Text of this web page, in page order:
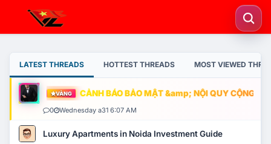
LATEST THREADS HOTTEST THREADS MOST VIEWED
VÀNG CẢNH BÁO BẢO MẬT &amp; NỘI QUY CỘNG
0 Wednesday a31 6:07 AM
Luxury Apartments in Noida Investment Guide